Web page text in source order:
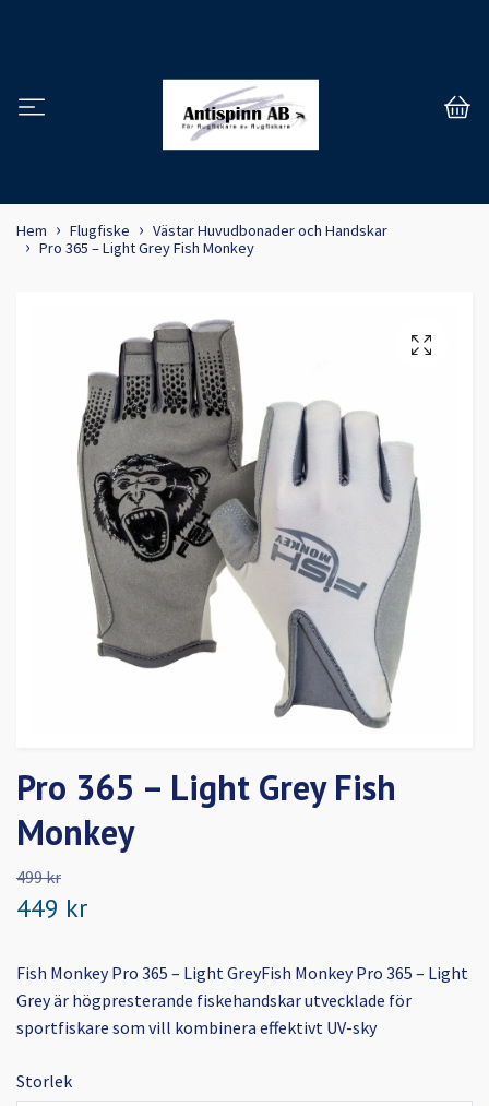
Hem Flugfiske
Västar Huvudbonader och Handskar
Pro 365 – Light Grey Fish Monkey
Pro 365 – Light Grey Fish
Monkey
499 kr
449 kr
Fish Monkey Pro 365 – Light GreyFish Monkey Pro 365 – Light
Grey är högpresterande fiskehandskar utvecklade för
sportfiskare som vill kombinera effektivt UV-sky
Storlek